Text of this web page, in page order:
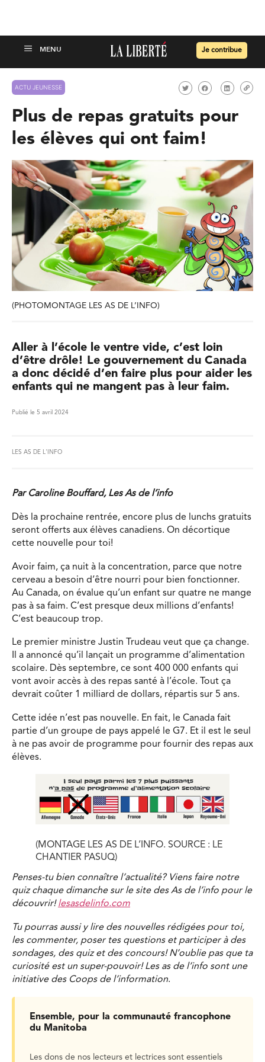
Je contribue
ACTU JEUNESSE
Plus de repas gratuits pour
les élèves qui ont faim!
(PHOTOMONTAGE LES AS DE L’INFO)
Aller à l’école le ventre vide, c’est loin
d’être drôle! Le gouvernement du Canada
a donc décidé d’en faire plus pour aider les
enfants qui ne mangent pas à leur faim.
Publié le 5 avril 2024
LES AS DE L'INFO
Par Caroline Bouffard, Les As de l’info
Dès la prochaine rentrée, encore plus de lunchs gratuits
seront offerts aux élèves canadiens. On décortique
cette nouvelle pour toi!
Avoir faim, ça nuit à la concentration, parce que notre
cerveau a besoin d’être nourri pour bien fonctionner.
Au Canada, on évalue qu’un enfant sur quatre ne mange
pas à sa faim. C’est presque deux millions d’enfants!
C’est beaucoup trop.
Le premier ministre Justin Trudeau veut que ça change.
Il a annoncé qu’il lançait un programme d’alimentation
scolaire. Dès septembre, ce sont 400 000 enfants qui
vont avoir accès à des repas santé à l’école. Tout ça
devrait coûter 1 milliard de dollars, répartis sur 5 ans.
Cette idée n’est pas nouvelle. En fait, le Canada fait
partie d’un groupe de pays appelé le G7. Et il est le seul
à ne pas avoir de programme pour fournir des repas aux
élèves.
(MONTAGE LES AS DE L’INFO. SOURCE : LE
CHANTIER PASUQ)
Penses-tu bien connaître l’actualité? Viens faire notre
quiz chaque dimanche sur le site des As de l’info pour le
découvrir!lesasdelinfo.com
Tu pourras aussi y lire des nouvelles rédigées pour toi,
les commenter, poser tes questions et participer à des
sondages, des quiz et des concours! N’oublie pas que ta
curiosité est un super-pouvoir! Les as de l’info sont une
initiative des Coops de l’information.
Ensemble, pour la communauté francophone
du Manitoba
Les dons de nos lecteurs et lectrices sont essentiels